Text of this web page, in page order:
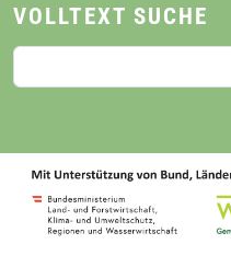
VOLLTEXT SUCHE